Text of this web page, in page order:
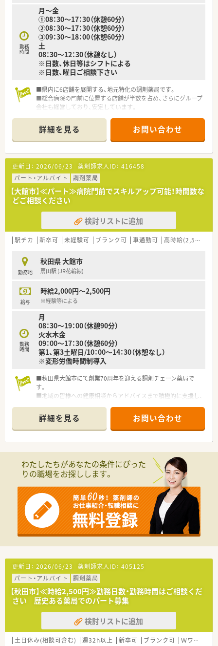
勤務
時間
月～金
①08：30～17：30（休憩60分）
②08：30～17：30（休憩60分）
③09：30～18：00（休憩60分）
土
08：30～12：30（休憩なし）
※日数、休日等はシフトによる
※日数、曜日ご相談下さい
■県内に6店舗を展開する、地元特化の調剤薬局です。
■総合病院の門前に位置する店舗が半数を占め、さらにグループ
会社も経営しており、安定しています。
も飛躍が期待できる企業です！
詳細を見る お問い合わせ
更新日： 2026/06/23 薬剤師求人ID： 416458
パート・アルバイト
調剤薬局
【大館市】≪パート≫病院門前でスキルアップ可能！時間数な
どご相談ください
検討リストに追加
駅チカ 新卒可 未経験可 ブランク可 車通勤可 高時給(2,500円以上)
勤務地
秋田県 大館市
扇田駅 (JR花輪線)
給与
時給2,000円～2,500円
※経験等による
勤務
時間
月
08：30～19：00（休憩90分）
火水木金
09：00～17：30（休憩60分）
第1、第3土曜日/10：00～14：30（休憩なし）
※変形労働時間制導入
■秋田県大館市にて創業70周年を迎える調剤チェーン薬局で
す。
■地域の皆様への健康相談からアドバイスまで積極的に支援し、
詳細を見る お問い合わせ
わたしたちがあなたの条件にぴった
りの職場をお探しします。
更新日： 2026/06/23 薬剤師求人ID： 405125
パート・アルバイト
調剤薬局
【秋田市】≪時給2,500円≫勤務日数・勤務時間はご相談くだ
さい 歴史ある薬局でのパート募集
検討リストに追加
土日休み(相談可含む) 週32h以上 新卒可 ブランク可 Ｗワーク可